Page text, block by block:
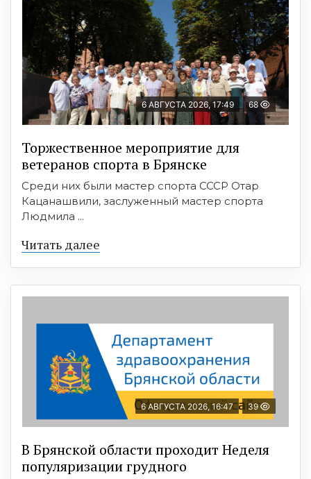
6 АВГУСТА 2026, 17:49 68
Торжественное мероприятие для
ветеранов спорта в Брянске
Среди них были мастер спорта СССР Отар
Кацанашвили, заслуженный мастер спорта
Людмила ...
Читать далее
6 АВГУСТА 2026, 16:47 39
В Брянской области проходит Неделя
популяризации грудного